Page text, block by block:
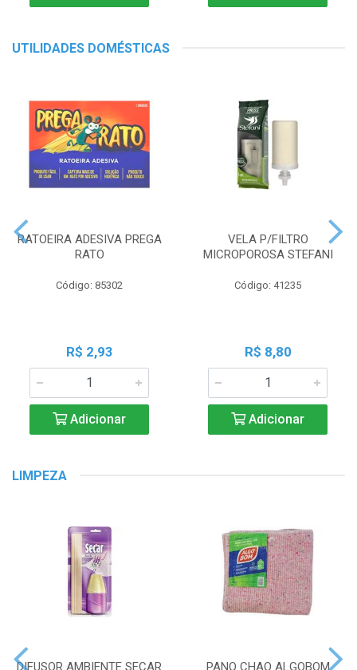
UTILIDADES DOMÉSTICAS
RATOEIRA ADESIVA PREGA
RATO
Código: 85302
R$ 2,93
Adicionar
VELA P/FILTRO
MICROPOROSA STEFANI
Código: 41235
R$ 8,80
Adicionar
LIMPEZA
DIFUSOR AMBIENTE SECAR PANO CHAO ALGOBOM